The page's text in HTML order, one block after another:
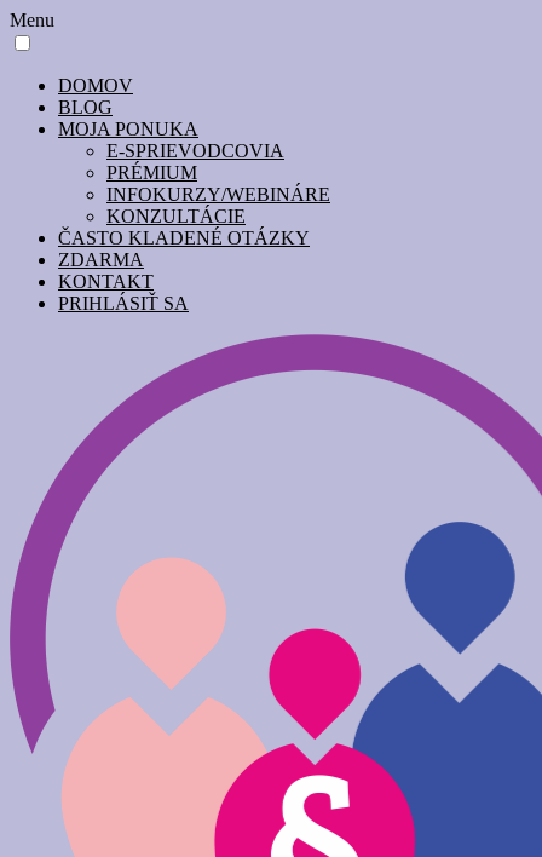
Menu
DOMOV
BLOG
MOJA PONUKA
E-SPRIEVODCOVIA
PRÉMIUM
INFOKURZY/WEBINÁRE
KONZULTÁCIE
ČASTO KLADENÉ OTÁZKY
ZDARMA
KONTAKT
PRIHLÁSIŤ SA